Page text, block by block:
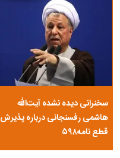
سخنرانی دیده نشده آیت‌الله
هاشمی رفسنجانی درباره پذیرش
قطع نامه۵۹۸